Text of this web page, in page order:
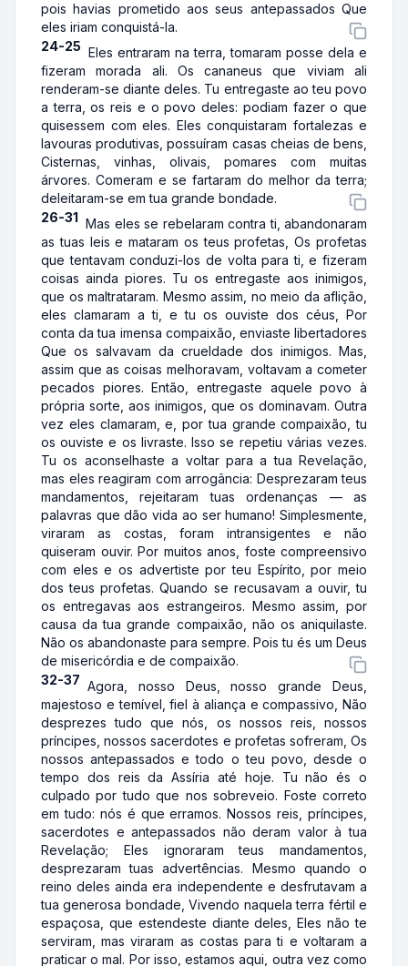
pois havias prometido aos seus antepassados Que
eles iriam conquistá-la.
24-25 Eles entraram na terra, tomaram posse dela e
fizeram morada ali. Os cananeus que viviam ali
renderam-se diante deles. Tu entregaste ao teu povo
a terra, os reis e o povo deles: podiam fazer o que
quisessem com eles. Eles conquistaram fortalezas e
lavouras produtivas, possuíram casas cheias de bens,
Cisternas, vinhas, olivais, pomares com muitas
árvores. Comeram e se fartaram do melhor da terra;
deleitaram-se em tua grande bondade.
26-31 Mas eles se rebelaram contra ti, abandonaram
as tuas leis e mataram os teus profetas, Os profetas
que tentavam conduzi-los de volta para ti, e fizeram
coisas ainda piores. Tu os entregaste aos inimigos,
que os maltrataram. Mesmo assim, no meio da aflição,
eles clamaram a ti, e tu os ouviste dos céus, Por
conta da tua imensa compaixão, enviaste libertadores
Que os salvavam da crueldade dos inimigos. Mas,
assim que as coisas melhoravam, voltavam a cometer
pecados piores. Então, entregaste aquele povo à
própria sorte, aos inimigos, que os dominavam. Outra
vez eles clamaram, e, por tua grande compaixão, tu
os ouviste e os livraste. Isso se repetiu várias vezes.
Tu os aconselhaste a voltar para a tua Revelação,
mas eles reagiram com arrogância: Desprezaram teus
mandamentos, rejeitaram tuas ordenanças — as
palavras que dão vida ao ser humano! Simplesmente,
viraram as costas, foram intransigentes e não
quiseram ouvir. Por muitos anos, foste compreensivo
com eles e os advertiste por teu Espírito, por meio
dos teus profetas. Quando se recusavam a ouvir, tu
os entregavas aos estrangeiros. Mesmo assim, por
causa da tua grande compaixão, não os aniquilaste.
Não os abandonaste para sempre. Pois tu és um Deus
de misericórdia e de compaixão.
32-37 Agora, nosso Deus, nosso grande Deus,
majestoso e temível, fiel à aliança e compassivo, Não
desprezes tudo que nós, os nossos reis, nossos
príncipes, nossos sacerdotes e profetas sofreram, Os
nossos antepassados e todo o teu povo, desde o
tempo dos reis da Assíria até hoje. Tu não és o
culpado por tudo que nos sobreveio. Foste correto
em tudo: nós é que erramos. Nossos reis, príncipes,
sacerdotes e antepassados não deram valor à tua
Revelação; Eles ignoraram teus mandamentos,
desprezaram tuas advertências. Mesmo quando o
reino deles ainda era independente e desfrutavam a
tua generosa bondade, Vivendo naquela terra fértil e
espaçosa, que estendeste diante deles, Eles não te
serviram, mas viraram as costas para ti e voltaram a
praticar o mal. Por isso, estamos aqui, outra vez como